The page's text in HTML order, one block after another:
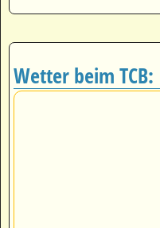
Wetter beim TCB: